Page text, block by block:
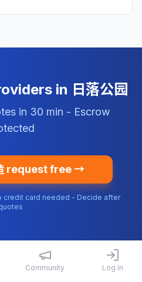
in 日落公园
in 30 min - Escrow
request free →
card needed - Decide after
Community Log In